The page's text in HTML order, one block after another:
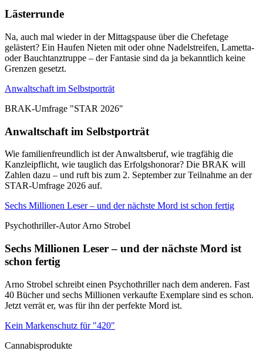
Lästerrunde
Na, auch mal wieder in der Mittagspause über die Chefetage
gelästert? Ein Haufen Nieten mit oder ohne Nadelstreifen, Lametta-
oder Bauchtanztruppe – der Fantasie sind da ja bekanntlich keine
Grenzen gesetzt.
Anwaltschaft im Selbstporträt
BRAK-Umfrage "STAR 2026"
Anwaltschaft im Selbstporträt
Wie familienfreundlich ist der Anwaltsberuf, wie tragfähig die
Kanzleipflicht, wie tauglich das Erfolgshonorar? Die BRAK will
Zahlen dazu – und ruft bis zum 2. September zur Teilnahme an der
STAR-Umfrage 2026 auf.
Sechs Millionen Leser – und der nächste Mord ist schon fertig
Psychothriller-Autor Arno Strobel
Sechs Millionen Leser – und der nächste Mord ist
schon fertig
Arno Strobel schreibt einen Psychothriller nach dem anderen. Fast
40 Bücher und sechs Millionen verkaufte Exemplare sind es schon.
Jetzt verrät er, was für ihn der perfekte Mord ist.
Kein Markenschutz für "420"
Cannabisprodukte